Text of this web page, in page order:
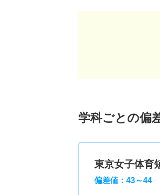
学科ごとの偏
東京女子体育
偏差値：43～44